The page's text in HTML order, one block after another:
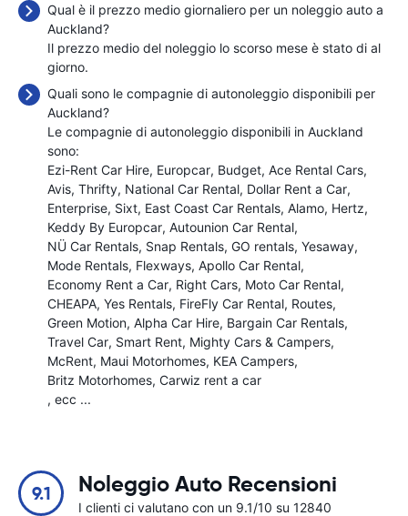
Qual è il prezzo medio giornaliero per un noleggio auto a
Auckland?
Il prezzo medio del noleggio lo scorso mese è stato di al
giorno.
Quali sono le compagnie di autonoleggio disponibili per
Auckland?
Le compagnie di autonoleggio disponibili in Auckland
sono:
Ezi-Rent Car Hire Europcar Budget Ace Rental Cars
Avis Thrifty National Car Rental Dollar Rent a Car
Enterprise Sixt East Coast Car Rentals Alamo Hertz
Keddy By Europcar Autounion Car Rental
NÜ Car Rentals Snap Rentals GO rentals Yesaway
Mode Rentals Flexways Apollo Car Rental
Economy Rent a Car Right Cars Moto Car Rental
CHEAPA Yes Rentals FireFly Car Rental Routes
Green Motion Alpha Car Hire Bargain Car Rentals
Travel Car Smart Rent Mighty Cars & Campers
McRent Maui Motorhomes KEA Campers
Britz Motorhomes Carwiz rent a car
, ecc ...
9.1 Noleggio Auto Recensioni
I clienti ci valutano con un 9.1/10 su 12840